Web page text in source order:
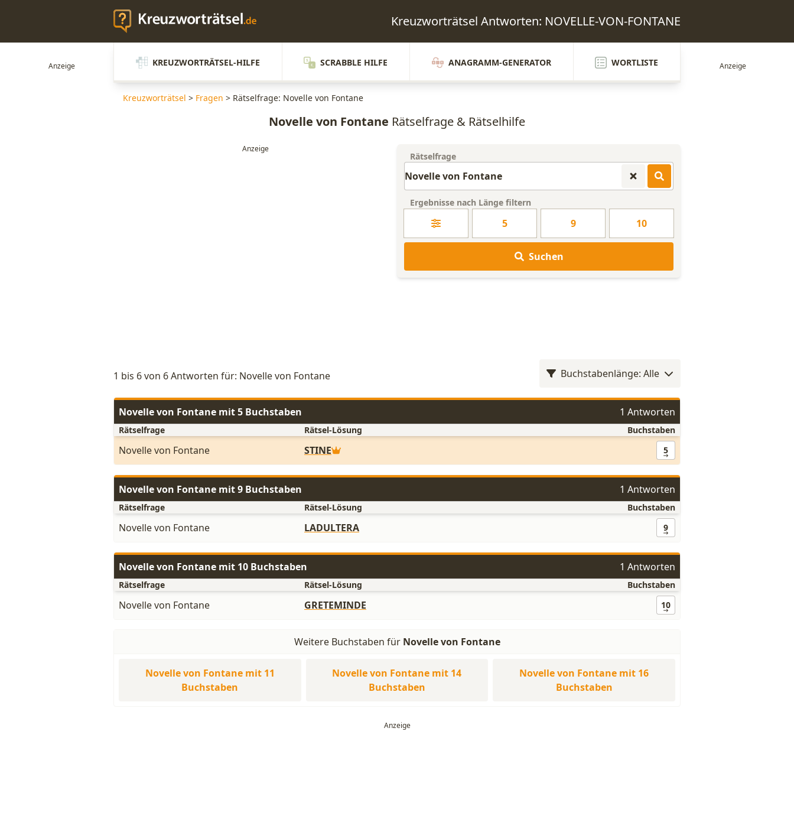
Kreuzworträtsel Antworten: NOVELLE-VON-FONTANE
KREUZWORTRÄTSEL-HILFE SCRABBLE HILFE ANAGRAMM-GENERATOR WORTLISTE
Kreuzworträtsel > Fragen > Rätselfrage: Novelle von Fontane
Novelle von Fontane Rätselfrage & Rätselhilfe
Rätselfrage
Ergebnisse nach Länge filtern
5 9 10
Suchen
1 bis 6 von 6 Antworten für: Novelle von Fontane Buchstabenlänge: Alle
Novelle von Fontane mit 5 Buchstaben 1 Antworten
Rätselfrage Rätsel-Lösung Buchstaben
Novelle von Fontane STINE 5
Novelle von Fontane mit 9 Buchstaben 1 Antworten
Rätselfrage Rätsel-Lösung Buchstaben
Novelle von Fontane LADULTERA 9
Novelle von Fontane mit 10 Buchstaben 1 Antworten
Rätselfrage Rätsel-Lösung Buchstaben
Novelle von Fontane GRETEMINDE 10
Weitere Buchstaben für Novelle von Fontane
Novelle von Fontane mit 11
Buchstaben
Novelle von Fontane mit 14
Buchstaben
Novelle von Fontane mit 16
Buchstaben